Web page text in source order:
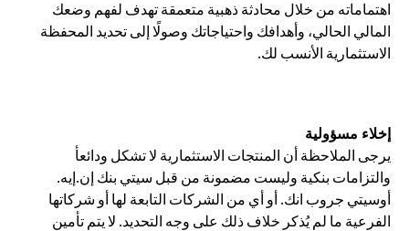
اهتماماته من خلال محادثة ذهبية متعمقة تهدف لفهم وضعك
المالي الحالي، وأهدافك واحتياجاتك وصولًا إلى تحديد المحفظة
الاستثمارية الأنسب لك.
إخلاء مسؤولية
يرجى الملاحظة أن المنتجات الاستثمارية لا تشكل ودائعأ
والتزامات بنكية وليست مضمونة من قبل سيتي بنك إن.إيه.
أوسيتي جروب انك. أو أي من الشركات التابعة لها أو شركاتها
الفرعية ما لم يُذكر خلاف ذلك على وجه التحديد. لا يتم تأمين